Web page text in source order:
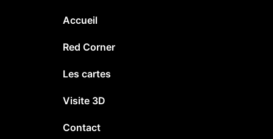
Accueil
Red Corner
Les cartes
Visite 3D
Contact